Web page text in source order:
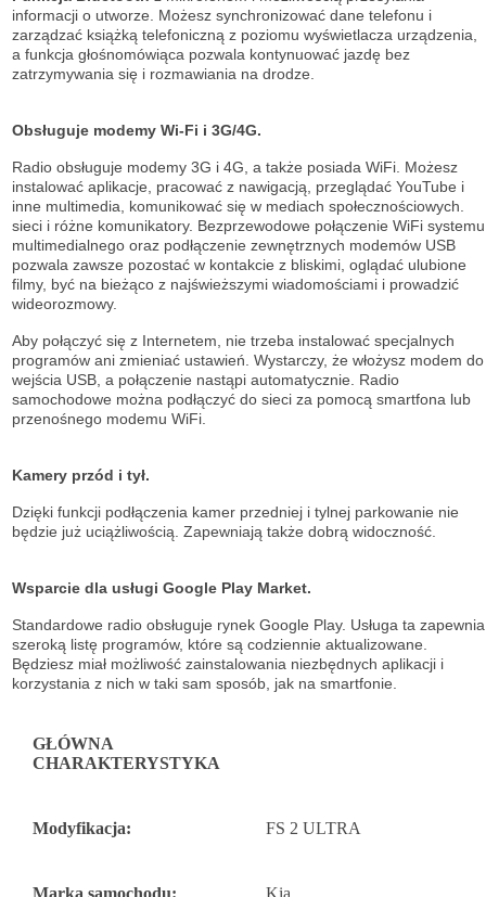
informacji o utworze. Możesz synchronizować dane telefonu i
zarządzać książką telefoniczną z poziomu wyświetlacza urządzenia,
a funkcja głośnomówiąca pozwala kontynuować jazdę bez
zatrzymywania się i rozmawiania na drodze.
Obsługuje modemy Wi-Fi i 3G/4G.
Radio obsługuje modemy 3G i 4G, a także posiada WiFi. Możesz
instalować aplikacje, pracować z nawigacją, przeglądać YouTube i
inne multimedia, komunikować się w mediach społecznościowych.
sieci i różne komunikatory. Bezprzewodowe połączenie WiFi systemu
multimedialnego oraz podłączenie zewnętrznych modemów USB
pozwala zawsze pozostać w kontakcie z bliskimi, oglądać ulubione
filmy, być na bieżąco z najświeższymi wiadomościami i prowadzić
wideorozmowy.
Aby połączyć się z Internetem, nie trzeba instalować specjalnych
programów ani zmieniać ustawień. Wystarczy, że włożysz modem do
wejścia USB, a połączenie nastąpi automatycznie. Radio
samochodowe można podłączyć do sieci za pomocą smartfona lub
przenośnego modemu WiFi.
Kamery przód i tył.
Dzięki funkcji podłączenia kamer przedniej i tylnej parkowanie nie
będzie już uciążliwością. Zapewniają także dobrą widoczność.
Wsparcie dla usługi Google Play Market.
Standardowe radio obsługuje rynek Google Play. Usługa ta zapewnia
szeroką listę programów, które są codziennie aktualizowane.
Będziesz miał możliwość zainstalowania niezbędnych aplikacji i
korzystania z nich w taki sam sposób, jak na smartfonie.
GŁÓWNA
CHARAKTERYSTYKA
Modyfikacja: FS 2 ULTRA